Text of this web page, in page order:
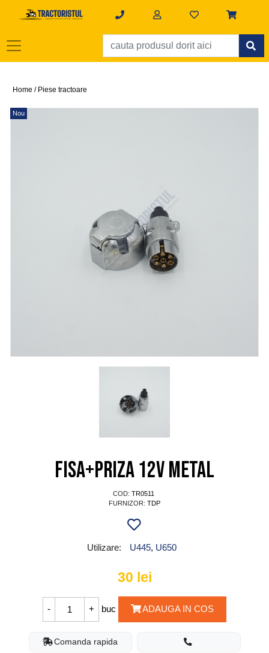
Home / Piese tractoare
Nou
Fisa+priza 12V metal
COD: TR0511
FURNIZOR: TDP
Utilizare: U445, U650
30 lei
buc ADAUGA IN COS
Comanda rapida